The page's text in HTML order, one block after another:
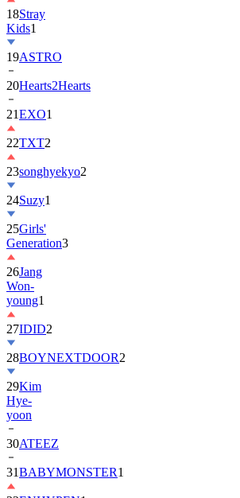
18Stray
Kids1
19ASTRO
20Hearts2Hearts
21EXO1
22TXT2
23songhyekyo2
24Suzy1
25Girls'
Generation3
26Jang
Won-
young1
27IDID2
28BOYNEXTDOOR2
29Kim
Hye-
yoon
30ATEEZ
31BABYMONSTER1